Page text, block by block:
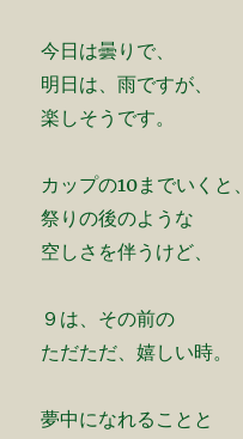
今日は曇りで、
明日は、雨ですが、
楽しそうです。
カップの10までいくと、
祭りの後のような
空しさを伴うけど、
９は、その前の
ただただ、嬉しい時。
夢中になれることと